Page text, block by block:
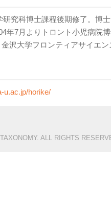
究科博士課程後期修了。博
年7月よりトロント小児病院
沢大学フロンティアサイエン
u.ac.jp/horike/
ALL RIGHTS